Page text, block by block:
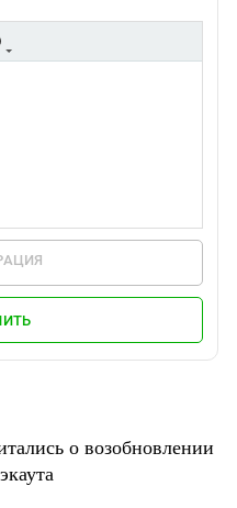
о возобновлении